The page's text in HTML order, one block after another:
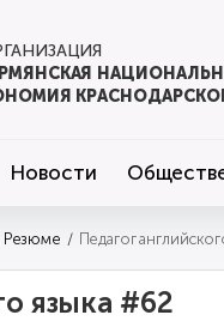
Новости
Резюме
языка #62